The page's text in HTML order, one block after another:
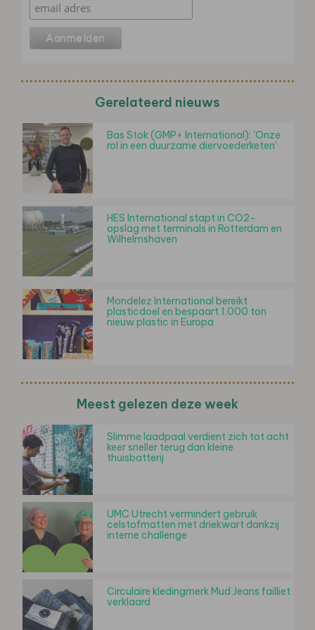
Gerelateerd nieuws
Bas Stok (GMP+ International): 'Onze
rol in een duurzame diervoederketen'
HES International stapt in CO2-
opslag met terminals in Rotterdam en
Wilhelmshaven
Mondelez International bereikt
plasticdoel en bespaart 1.000 ton
nieuw plastic in Europa
Meest gelezen deze week
Slimme laadpaal verdient zich tot acht
keer sneller terug dan kleine
thuisbatterij
UMC Utrecht vermindert gebruik
celstofmatten met driekwart dankzij
interne challenge
Circulaire kledingmerk Mud Jeans failliet
verklaard